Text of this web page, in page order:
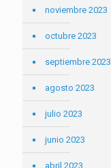
noviembre 2023
octubre 2023
septiembre 2023
agosto 2023
julio 2023
junio 2023
abril 2023